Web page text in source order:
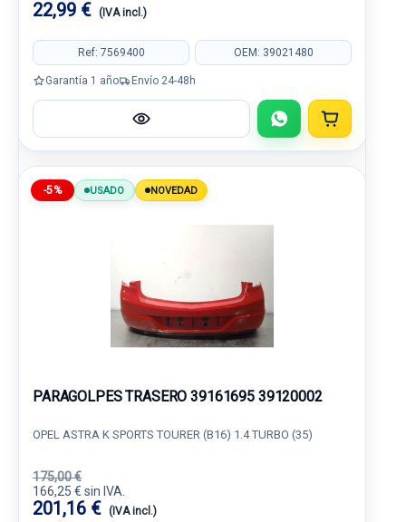
22,99 € (IVA incl.)
Ref: 7569400 OEM: 39021480
Garantía 1 año Envío 24-48h
-5% USADO NOVEDAD
PARAGOLPES TRASERO 39161695 39120002
OPEL ASTRA K SPORTS TOURER (B16) 1.4 TURBO (35)
175,00 €
166,25 € sin IVA.
201,16 € (IVA incl.)